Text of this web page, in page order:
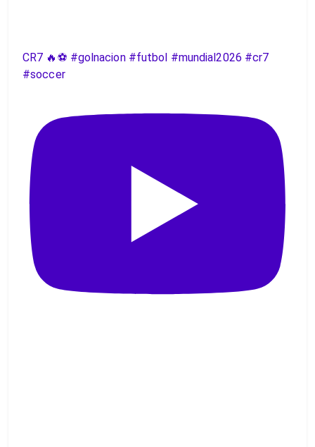
CR7 🔥⚽️ #golnacion #futbol #mundial2026 #cr7
#soccer